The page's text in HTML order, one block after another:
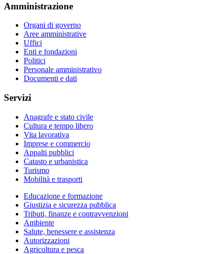
Amministrazione
Organi di governo
Aree amministrative
Uffici
Enti e fondazioni
Politici
Personale amministrativo
Documenti e dati
Servizi
Anagrafe e stato civile
Cultura e tempo libero
Vita lavorativa
Imprese e commercio
Appalti pubblici
Catasto e urbanistica
Turismo
Mobilità e trasporti
Educazione e formazione
Giustizia e sicurezza pubblica
Tributi, finanze e contravvenzioni
Ambiente
Salute, benessere e assistenza
Autorizzazioni
Agricoltura e pesca